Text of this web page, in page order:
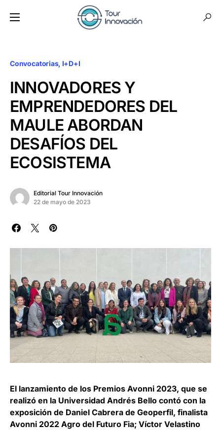
Convocatorias I+D+I
INNOVADORES Y
EMPRENDEDORES DEL
MAULE ABORDAN
DESAFÍOS DEL
ECOSISTEMA
Editorial Tour Innovación
22 de mayo de 2023
El lanzamiento de los Premios Avonni 2023, que se
realizó en la Universidad Andrés Bello contó con la
exposición de Daniel Cabrera de Geoperfil, finalista
Avonni 2022 Agro del Futuro Fia; Víctor Velastino